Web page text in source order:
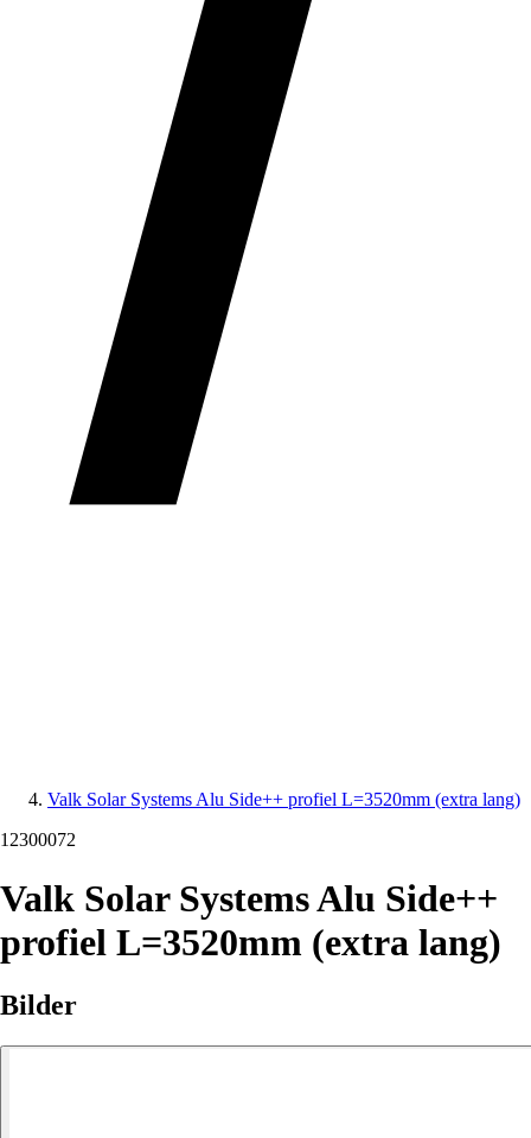
Valk Solar Systems Alu Side++ profiel L=3520mm (extra lang)
12300072
Valk Solar Systems Alu Side++
profiel L=3520mm (extra lang)
Bilder